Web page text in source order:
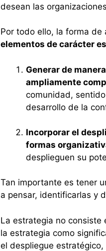
desean las
Por todo ello, la forma de
elementos de carácter
Generar de
ampliamente
comunidad,
desarrollo de la
Incorporar el
formas
desplieguen su
Tan importante es tener
a pensar, identificarlas y
La estrategia no consiste
la estrategia como
el despliegue